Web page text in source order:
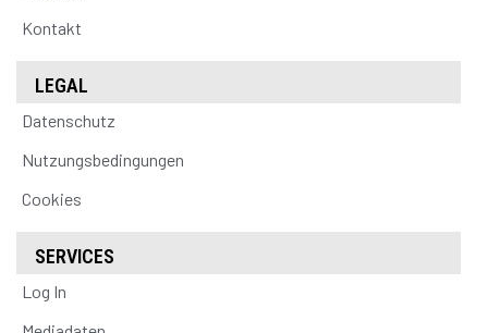
Kontakt
LEGAL
Datenschutz
Nutzungsbedingungen
Cookies
SERVICES
Log In